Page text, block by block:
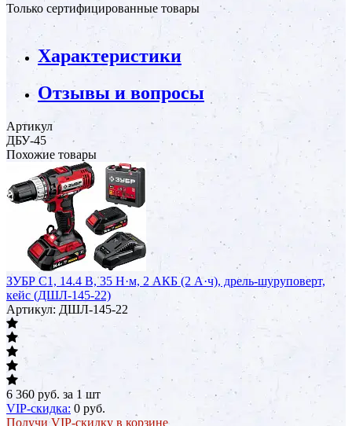
Только сертифицированные товары
Характеристики
Отзывы и вопросы
Артикул
ДБУ-45
Похожие товары
ЗУБР С1, 14.4 В, 35 Н·м, 2 АКБ (2 А·ч), дрель-шуруповерт,
кейс (ДШЛ-145-22)
Артикул: ДШЛ-145-22
6 360 руб. за 1 шт
VIP-скидка: 0 руб.
Получи VIP-скидку в корзине